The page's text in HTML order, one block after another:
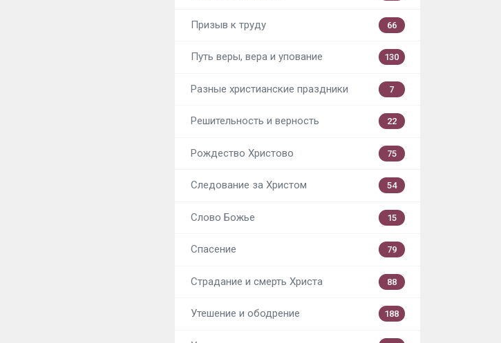
Призыв к труду 66
Путь веры, вера и упование 130
Разные христианские праздники 7
Решительность и верность 22
Рождество Христово 75
Следование за Христом 54
Слово Божье 15
Спасение 79
Страдание и смерть Христа 88
Утешение и ободрение 188